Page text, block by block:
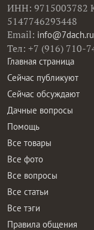
ИНН: 9715003782
5147746293448
Email: info@7dach.ru
Тел: +7 (916) 710-
Главная страница
Сейчас публикуют
Сейчас обсуждают
Дачные вопросы
Помощь
Все товары
Все фото
Все вопросы
Все статьи
Все тэги
Правила общения